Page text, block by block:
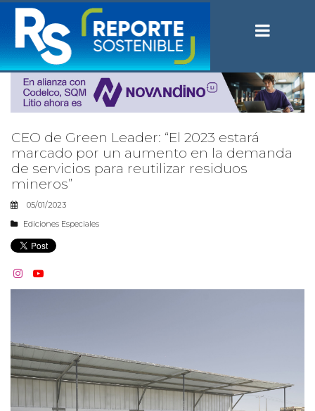
CEO de Green Leader: “El 2023 estará
marcado por un aumento en la demanda
de servicios para reutilizar residuos
mineros”
05/01/2023
Ediciones Especiales
 